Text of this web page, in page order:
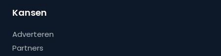
Kansen
Adverteren
Partners